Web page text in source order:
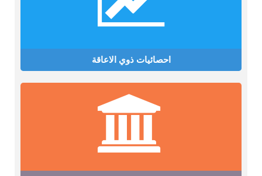
احصائيات ذوي الاعاقة